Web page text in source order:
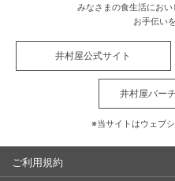
みなさまの食生活にお
お手伝い
井村屋公式サイト
井村屋バー
※当サイトはウェブ
ご利用規約